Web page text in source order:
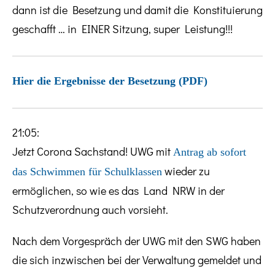
dann ist die Besetzung und damit die Konstituierung
geschafft … in EINER Sitzung, super Leistung!!!
Hier die Ergebnisse der Besetzung (PDF)
21:05:
Jetzt Corona Sachstand! UWG mit Antrag ab sofort
das Schwimmen für Schulklassen wieder zu
ermöglichen, so wie es das Land NRW in der
Schutzverordnung auch vorsieht.
Nach dem Vorgespräch der UWG mit den SWG haben
die sich inzwischen bei der Verwaltung gemeldet und